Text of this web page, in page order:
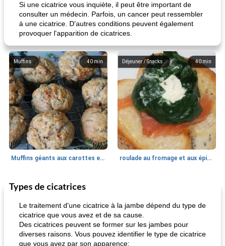
Si une cicatrice vous inquiète, il peut être important de
consulter un médecin. Parfois, un cancer peut ressembler
à une cicatrice. D'autres conditions peuvent également
provoquer l'apparition de cicatrices.
40 min
Muffins
Muffins géants aux carottes et à la banane de Nif
40 min
Déjeuner / Snacks
roulade au fromage et aux épinards
Marques de confiance: recettes et
astuces
Types de cicatrices
Le traitement d'une cicatrice à la jambe dépend du type de
cicatrice que vous avez et de sa cause.
Des cicatrices peuvent se former sur les jambes pour
diverses raisons. Vous pouvez identifier le type de cicatrice
que vous avez par son apparence: